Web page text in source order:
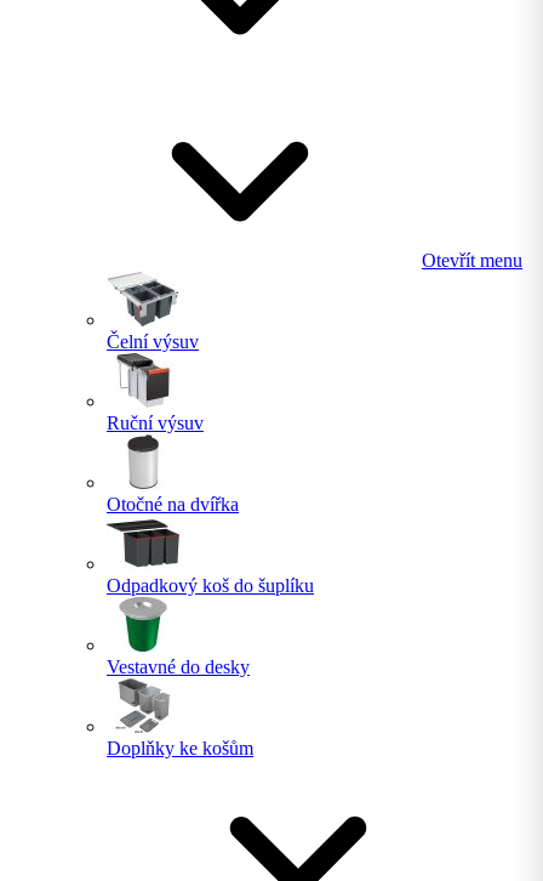
Otevřít menu
Čelní výsuv
Ruční výsuv
Otočné na dvířka
Odpadkový koš do šuplíku
Vestavné do desky
Doplňky ke košům